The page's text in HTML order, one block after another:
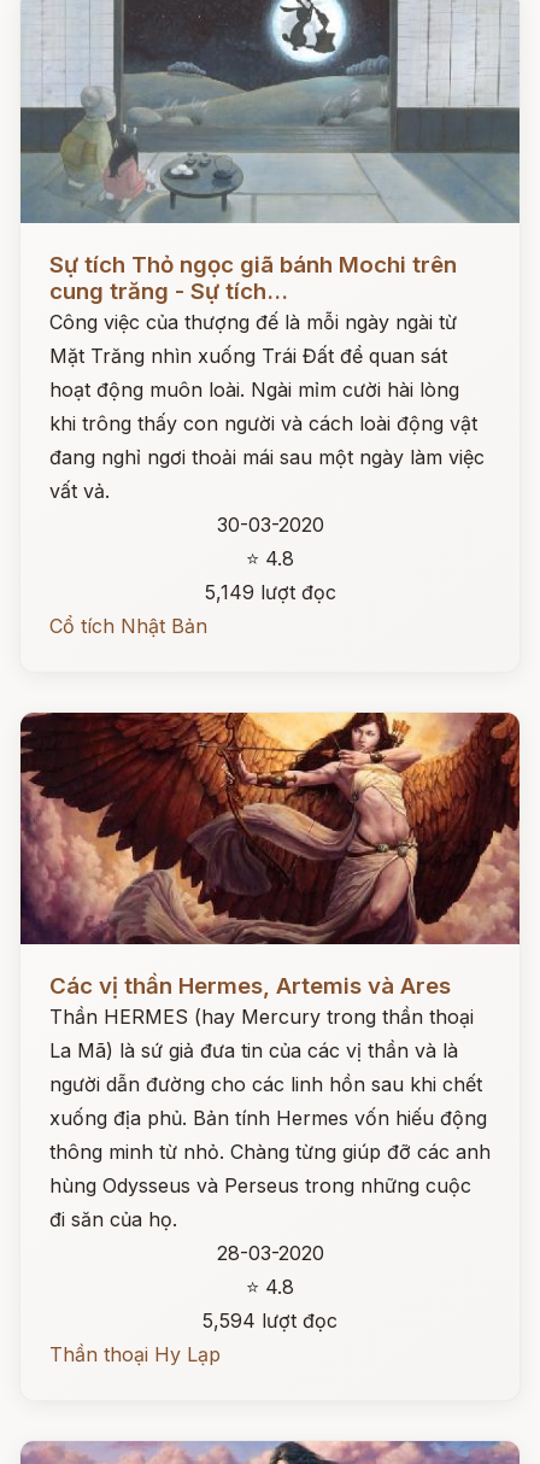
Sự tích Thỏ ngọc giã bánh Mochi trên
cung trăng - Sự tích...
Công việc của thượng đế là mỗi ngày ngài từ
Mặt Trăng nhìn xuống Trái Đất để quan sát
hoạt động muôn loài. Ngài mỉm cười hài lòng
khi trông thấy con người và cách loài động vật
đang nghỉ ngơi thoải mái sau một ngày làm việc
vất vả.
30-03-2020
⭐ 4.8
5,149 lượt đọc
Cổ tích Nhật Bản
Các vị thần Hermes, Artemis và Ares
Thần HERMES (hay Mercury trong thần thoại
La Mã) là sứ giả đưa tin của các vị thần và là
người dẫn đường cho các linh hồn sau khi chết
xuống địa phủ. Bản tính Hermes vốn hiếu động
thông minh từ nhỏ. Chàng từng giúp đỡ các anh
hùng Odysseus và Perseus trong những cuộc
đi săn của họ.
28-03-2020
⭐ 4.8
5,594 lượt đọc
Thần thoại Hy Lạp